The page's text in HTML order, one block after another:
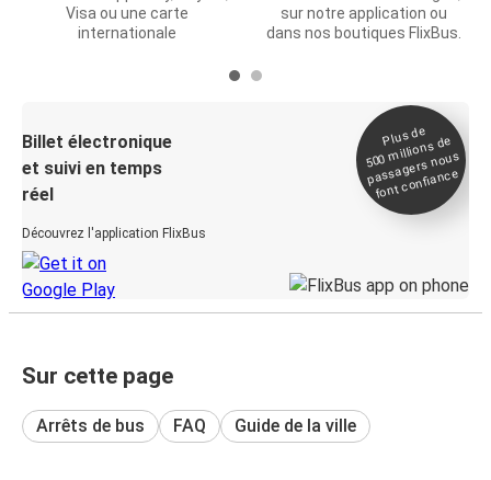
Visa ou une carte
internationale
sur notre application ou
dans nos boutiques FlixBus.
Billet électronique
et suivi en temps
réel
Découvrez l'application FlixBus
Plus de
500
millions de
passagers nous
font confiance
Sur cette page
Arrêts de bus FAQ Guide de la ville